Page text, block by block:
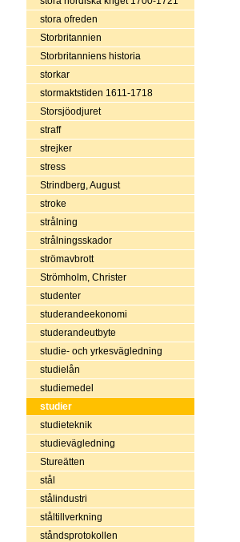
stora ofreden
Storbritannien
Storbritanniens historia
storkar
stormaktstiden 1611-1718
Storsjöodjuret
straff
strejker
stress
Strindberg, August
stroke
strålning
strålningsskador
strömavbrott
Strömholm, Christer
studenter
studerandeekonomi
studerandeutbyte
studie- och yrkesvägledning
studielån
studiemedel
studier
studieteknik
studievägledning
Stureätten
stål
stålindustri
ståltillverkning
ståndsprotokollen